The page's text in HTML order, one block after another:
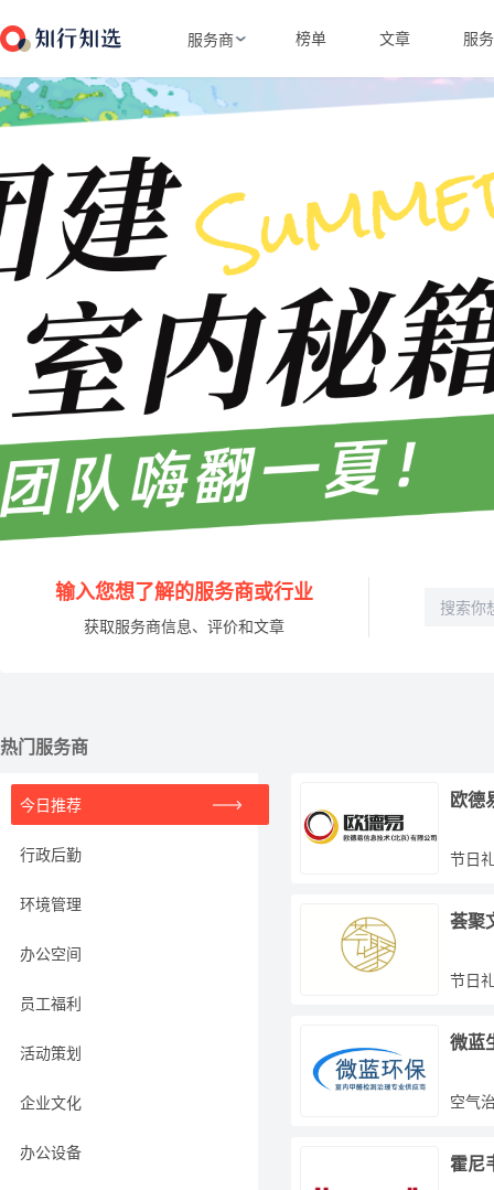
服务商 榜单 文章 服
输入您想了解的服务商或行业
获取服务商信息、评价和文章
热门服务商
今日推荐
行政后勤
环境管理
办公空间
员工福利
活动策划
企业文化
办公设备
欧德
节日
荟聚
节日
微蓝
空气
霍尼